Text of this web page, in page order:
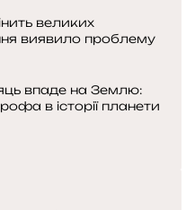
великих
виявило проблему
впаде на Землю:
в історії планети